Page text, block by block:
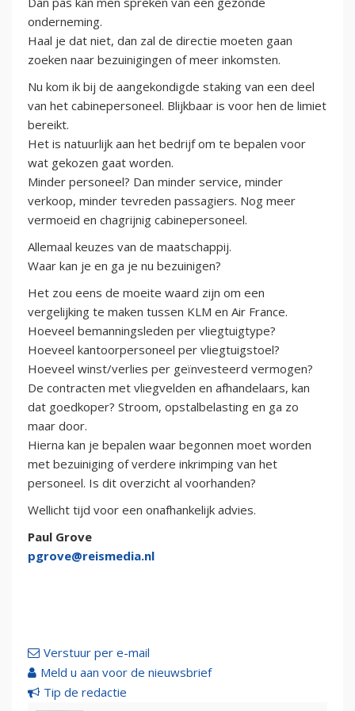
onderneming.
Haal je dat niet, dan zal de directie moeten gaan
zoeken naar bezuinigingen of meer inkomsten.
Nu kom ik bij de aangekondigde staking van een deel
van het cabinepersoneel. Blijkbaar is voor hen de limiet
bereikt.
Het is natuurlijk aan het bedrijf om te bepalen voor
wat gekozen gaat worden.
Minder personeel? Dan minder service, minder
verkoop, minder tevreden passagiers. Nog meer
vermoeid en chagrijnig cabinepersoneel.
Allemaal keuzes van de maatschappij.
Waar kan je en ga je nu bezuinigen?
Het zou eens de moeite waard zijn om een
vergelijking te maken tussen KLM en Air France.
Hoeveel bemanningsleden per vliegtuigtype?
Hoeveel kantoorpersoneel per vliegtuigstoel?
Hoeveel winst/verlies per geïnvesteerd vermogen?
De contracten met vliegvelden en afhandelaars, kan
dat goedkoper? Stroom, opstalbelasting en ga zo
maar door.
Hierna kan je bepalen waar begonnen moet worden
met bezuiniging of verdere inkrimping van het
personeel. Is dit overzicht al voorhanden?
Wellicht tijd voor een onafhankelijk advies.
Paul Grove
pgrove@reismedia.nl
Verstuur per e-mail
Meld u aan voor de nieuwsbrief
Tip de redactie